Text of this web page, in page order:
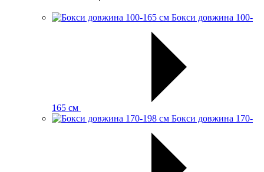
Бокси довжина 100-
165 см
Бокси довжина 170-